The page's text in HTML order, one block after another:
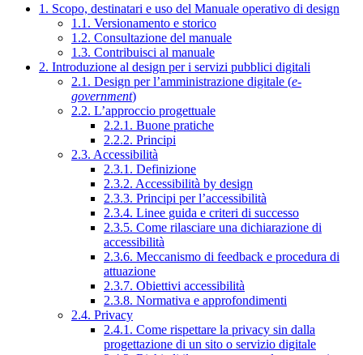
1. Scopo, destinatari e uso del Manuale operativo di design
1.1. Versionamento e storico
1.2. Consultazione del manuale
1.3. Contribuisci al manuale
2. Introduzione al design per i servizi pubblici digitali
2.1. Design per l’amministrazione digitale (e-
government)
2.2. L’approccio progettuale
2.2.1. Buone pratiche
2.2.2. Principi
2.3. Accessibilità
2.3.1. Definizione
2.3.2. Accessibilità by design
2.3.3. Principi per l’accessibilità
2.3.4. Linee guida e criteri di successo
2.3.5. Come rilasciare una dichiarazione di
accessibilità
2.3.6. Meccanismo di feedback e procedura di
attuazione
2.3.7. Obiettivi accessibilità
2.3.8. Normativa e approfondimenti
2.4. Privacy
2.4.1. Come rispettare la privacy sin dalla
progettazione di un sito o servizio digitale